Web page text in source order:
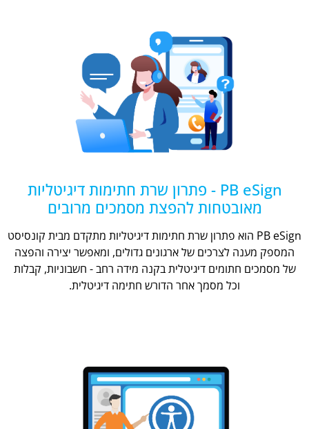
PB eSign - פתרון שרת חתימות דיגיטליות
מאובטחות להפצת מסמכים מרובים
PB eSign הוא פתרון שרת חתימות דיגיטליות מתקדם מבית קונסיסט
המספק מענה לצרכים של ארגונים גדולים, ומאפשר יצירה והפצה
של מסמכים חתומים דיגיטלית בקנה מידה רחב - חשבוניות, קבלות
וכל מסמך אחר הדורש חתימה דיגיטלית.